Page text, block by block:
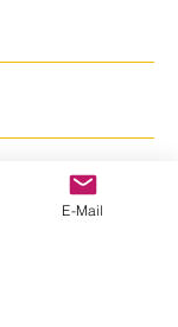
E-Mail